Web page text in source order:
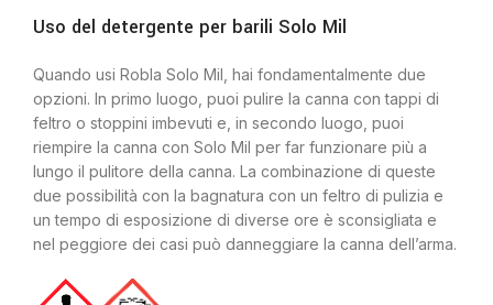
Uso del detergente per barili Solo Mil
Quando usi Robla Solo Mil, hai fondamentalmente due
opzioni. In primo luogo, puoi pulire la canna con tappi di
feltro o stoppini imbevuti e, in secondo luogo, puoi
riempire la canna con Solo Mil per far funzionare più a
lungo il pulitore della canna. La combinazione di queste
due possibilità con la bagnatura con un feltro di pulizia e
un tempo di esposizione di diverse ore è sconsigliata e
nel peggiore dei casi può danneggiare la canna dell’arma.